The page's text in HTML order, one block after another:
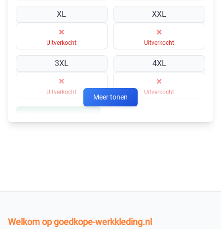
XL
×
Uitverkocht
XXL
×
Uitverkocht
3XL
×
Uitverkocht
4XL
×
Uitverkocht
Meer tonen
Welkom op goedkope-werkkleding.nl